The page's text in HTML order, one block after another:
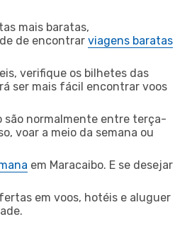
mais baratas,
de encontrar viagens baratas
verifique os bilhetes das
ser mais fácil encontrar voos
são normalmente entre terça-
voar a meio da semana ou
em Maracaibo. E se desejar
em voos, hotéis e aluguer